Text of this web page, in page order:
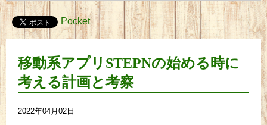
Pocket
移動系アプリSTEPNの始める時に
考える計画と考察
2022年04月02日